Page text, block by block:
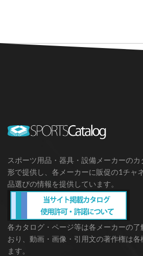
スポーツ用品・器具・設備メーカーの
形で提供し、各メーカーに販促の1チャ
品選びの情報を提供しています。
各カタログ・ページ等は各メーカーの了
おり、動画・画像・引用文の著作権は各
ます。